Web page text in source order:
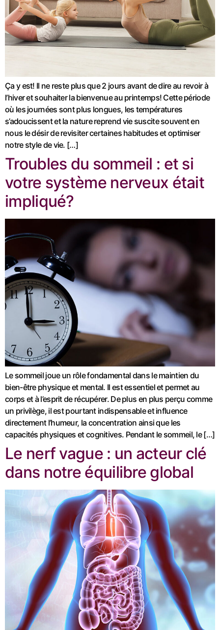
Ça y est! Il ne reste plus que 2 jours avant de dire au revoir à
l’hiver et souhaiter la bienvenue au printemps! Cette période
où les journées sont plus longues, les températures
s’adoucissent et la nature reprend vie suscite souvent en
nous le désir de revisiter certaines habitudes et optimiser
notre style de vie. […]
Troubles du sommeil : et si
votre système nerveux était
impliqué?
Le sommeil joue un rôle fondamental dans le maintien du
bien-être physique et mental. Il est essentiel et permet au
corps et à l’esprit de récupérer. De plus en plus perçu comme
un privilège, il est pourtant indispensable et influence
directement l’humeur, la concentration ainsi que les
capacités physiques et cognitives. Pendant le sommeil, le […]
Le nerf vague : un acteur clé
dans notre équilibre global